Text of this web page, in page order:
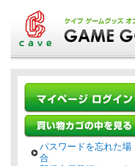
パスワードを忘れた場
合